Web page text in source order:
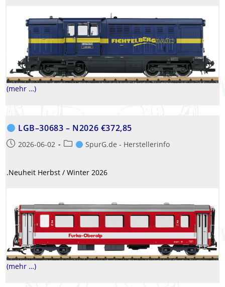
(mehr …)
LGB–30683 – N2026 €372,85
Beitrag2026-06-02
Beitrags-SpurG.de - Herstellerinfo
.Neuheit Herbst / Winter 2026
(mehr …)